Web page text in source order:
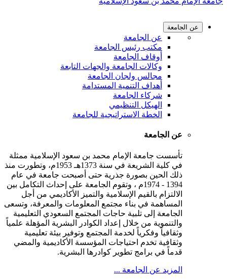
عن الجامعة
عن الجامعة
مكتب رئيس الجامعة
أوقاف الجامعة
وكالات الجامعة والجهات التابعة
مجالس ولجان الجامعة
أهداف التنمية المستدامة
شركاء الجامعة
الهيكل التنظيمي
الخطة الاستراتيجية للجامعة
عن الجامعة
تأسست جامعة الإمام محمد بن سعود الإسلامية ممثلة
في كلية الشريعة في سنة 1373هـ 1953م، وتطورت منذ
ذلك الحين بصورة جذرية حتى أصبحت جامعة في عام
1394 - 1974م ، وتقوم الجامعة على إحداث التكامل بين
الالتزام بالقيم الإسلامية والتميز الأكاديمي من أجل
المساهمة في بناء مجتمع المعلومات والمعرفة، وتسعى
الجامعة إلى تلبية حاجات المجتمع السعودي التعليمية
والتنموية من خلال إعداد الكوادر البشرية المؤهلة علمياً
وثقافياً وفكرياً لخدمة المجتمع وتوفير بيئة تعليمية
وثقافية تخدم احتياجات المؤسسة الأكاديمية والمضي
قدماً في برامج تطوير كوادرها البشرية.
المزيد عن الجامعة ...